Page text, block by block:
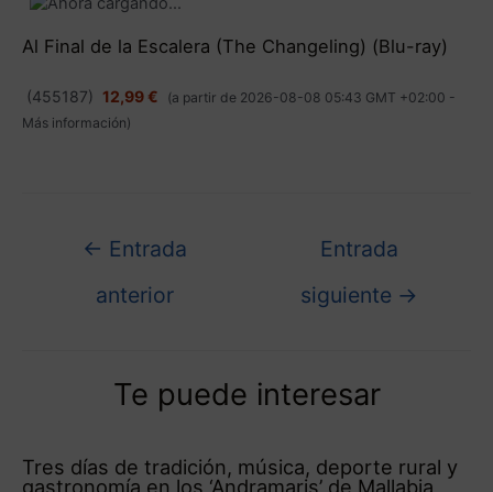
Al Final de la Escalera (The Changeling) (Blu-ray)
(455187) 12,99 €
(a partir de 2026-08-08 05:43 GMT +02:00 -
Más información)
← Entrada
anterior
Entrada
siguiente →
Te puede interesar
Tres días de tradición, música, deporte rural y
gastronomía en los ‘Andramaris’ de Mallabia